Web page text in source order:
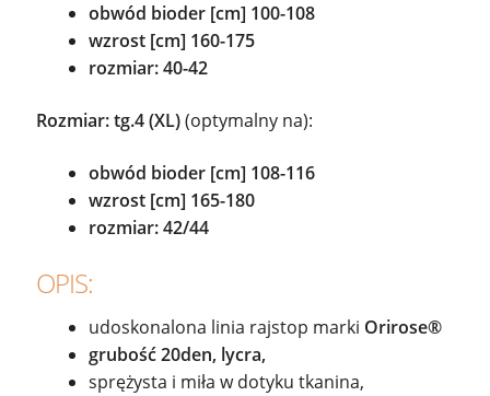
obwód bioder [cm] 100-108
wzrost [cm] 160-175
rozmiar: 40-42
Rozmiar: tg.4 (XL)(optymalny na):
obwód bioder [cm] 108-116
wzrost [cm] 165-180
rozmiar: 42/44
OPIS:
udoskonalona linia rajstop marki Orirose®
grubość 20den, lycra,
sprężysta i miła w dotyku tkanina,